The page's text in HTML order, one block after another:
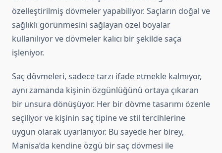
özelleştirilmiş dövmeler yapabiliyor. Saçların doğal ve
sağlıklı görünmesini sağlayan özel boyalar
kullanılıyor ve dövmeler kalıcı bir şekilde saça
işleniyor.
Saç dövmeleri, sadece tarzı ifade etmekle kalmıyor,
aynı zamanda kişinin özgünlüğünü ortaya çıkaran
bir unsura dönüşüyor. Her bir dövme tasarımı özenle
seçiliyor ve kişinin saç tipine ve stil tercihlerine
uygun olarak uyarlanıyor. Bu sayede her birey,
Manisa’da kendine özgü bir saç dövmesi ile